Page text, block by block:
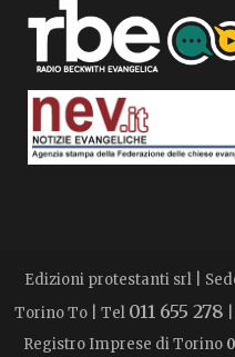
Edizioni protestanti srl |
Torino To | Tel 011 655 278
Registro Imprese di Torino